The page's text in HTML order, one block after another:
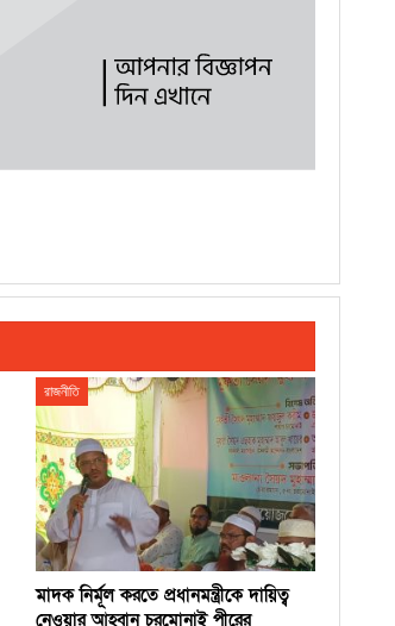
রাজনীতি
মাদক নির্মূল করতে প্রধানমন্ত্রীকে দায়িত্ব
নেওয়ার আহ্বান চরমোনাই পীরের